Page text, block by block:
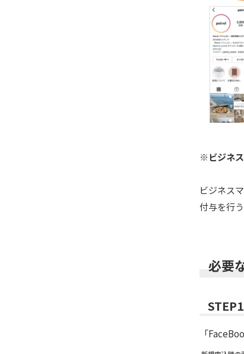
※ビジネ
ビジネス
付与を行
必要
「